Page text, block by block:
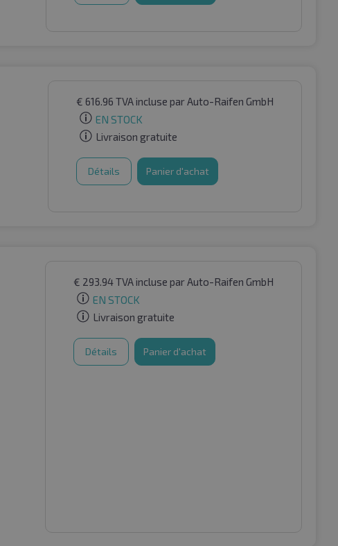
€ 616.96 TVA incluse par Auto-Raifen GmbH
EN STOCK
Livraison gratuite
Détails Panier d'achat
€ 293.94TVA incluse par Auto-Raifen GmbH
EN STOCK
Livraison gratuite
Détails Panier d'achat